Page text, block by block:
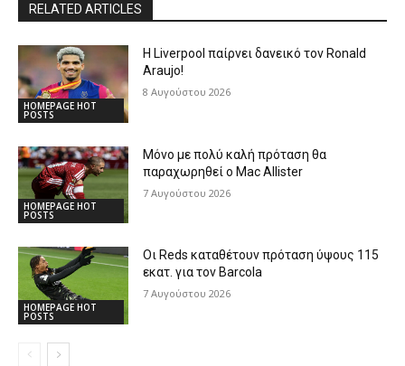
RELATED ARTICLES
HOMEPAGE HOT
POSTS
Η Liverpool παίρνει δανεικό τον Ronald
Araujo!
8 Αυγούστου 2026
HOMEPAGE HOT
POSTS
Μόνο με πολύ καλή πρόταση θα
παραχωρηθεί ο Mac Allister
7 Αυγούστου 2026
HOMEPAGE HOT
POSTS
Οι Reds καταθέτουν πρόταση ύψους 115
εκατ. για τον Barcola
7 Αυγούστου 2026